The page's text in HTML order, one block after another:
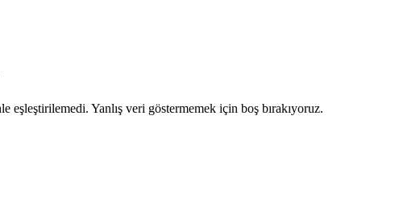
eşleştirilemedi. Yanlış veri göstermemek için boş bırakıyoruz.